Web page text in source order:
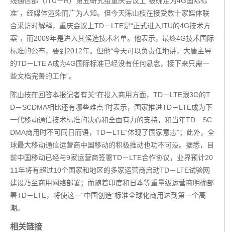
准”，经媒体渲染而广为人知。但今天陈山枝在接受数十家媒体联
合采访时解释，重庆会议上TD－LTE是“正式进入ITU的4G技术方
案”，而2009年是进入其候选技术名单。他表示，最终4G技术国际
标准的公布，要到2012年。但他“今天可以负责任地讲，大唐主导
的TD－LTE A成为4G国际标准已经没有任何悬念，接下来只需一
些文档完善的工作”。
陈山枝在回答本报记者有关“在投入商用方面，TD－LTE跟3G的T
D－SCDMA相比还有哪些难点”时表示，国家推进TD－LTE成为下
一代移动通信技术标准的决心和全面有力的支持，和当年TD－SC
DMA商用时不可同日而语，TD－LTE“体现了国家意志”；此外，全
球最大移动通信运营商中国移动的积极推动也功不可没。据悉，目
前中国移动已经与9家运营商签署TD－LTE合作协议，业界预计20
11年将有超过10个国家和地区的多家运营商启动TD－LTE试验网
建设乃至商用网络部署；而随着印度和日本等重量级运营商明确部
署TD－LTE，将使这一“中国创造”标准全球化商用达到第一个高
潮。
相关链接